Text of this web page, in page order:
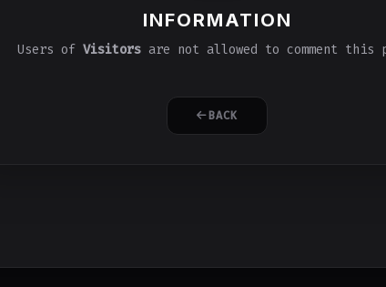
INFORMATION
Users of Visitorsare not allowed to comment this
BACK